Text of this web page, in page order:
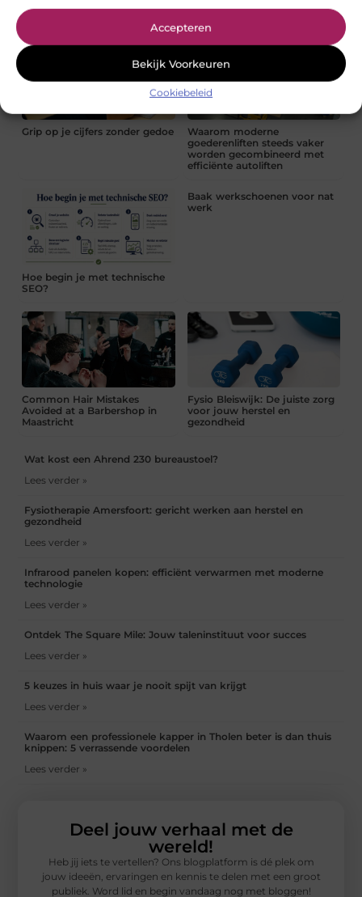
Accepteren
Bekijk Voorkeuren
Cookiebeleid
soort past bij uw
begeleiding bij pijn en
Grip op je cijfers zonder gedoe
Waarom moderne
goederenliften steeds vaker
worden gecombineerd met
efficiënte autoliften
Hoe begin je met technische
SEO?
Baak werkschoenen voor nat
werk
Common Hair Mistakes
Avoided at a Barbershop in
Maastricht
Fysio Bleiswijk: De juiste zorg
voor jouw herstel en
gezondheid
Wat kost een Ahrend 230 bureaustoel?
Lees verder »
Fysiotherapie Amersfoort: gericht werken aan herstel en
gezondheid
Lees verder »
Infrarood panelen kopen: efficiënt verwarmen met moderne
technologie
Lees verder »
Ontdek The Square Mile: Jouw taleninstituut voor succes
Lees verder »
5 keuzes in huis waar je nooit spijt van krijgt
Lees verder »
Waarom een professionele kapper in Tholen beter is dan thuis
knippen: 5 verrassende voordelen
Lees verder »
Deel jouw verhaal met de
wereld!
Heb jij iets te vertellen? Ons blogplatform is dé plek om
jouw ideeën, ervaringen en kennis te delen met een groot
publiek. Word lid en begin vandaag nog met bloggen!